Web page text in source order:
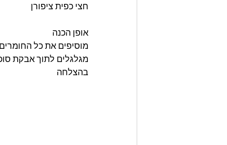
חצי כפית ציפורן
אופן הכנה
מוסיפים את כל
מגלגלים לתוך אבקת סוכר. שמים
בהצלחה